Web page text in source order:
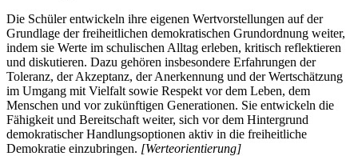
Die Schüler entwickeln ihre eigenen Wertvorstellungen auf der
Grundlage der freiheitlichen demokratischen Grundordnung weiter,
indem sie Werte im schulischen Alltag erleben, kritisch reflektieren
und diskutieren. Dazu gehören insbesondere Erfahrungen der
Toleranz, der Akzeptanz, der Anerkennung und der Wertschätzung
im Umgang mit Vielfalt sowie Respekt vor dem Leben, dem
Menschen und vor zukünftigen Generationen. Sie entwickeln die
Fähigkeit und Bereitschaft weiter, sich vor dem Hintergrund
demokratischer Handlungsoptionen aktiv in die freiheitliche
Demokratie einzubringen. [Werteorientierung]